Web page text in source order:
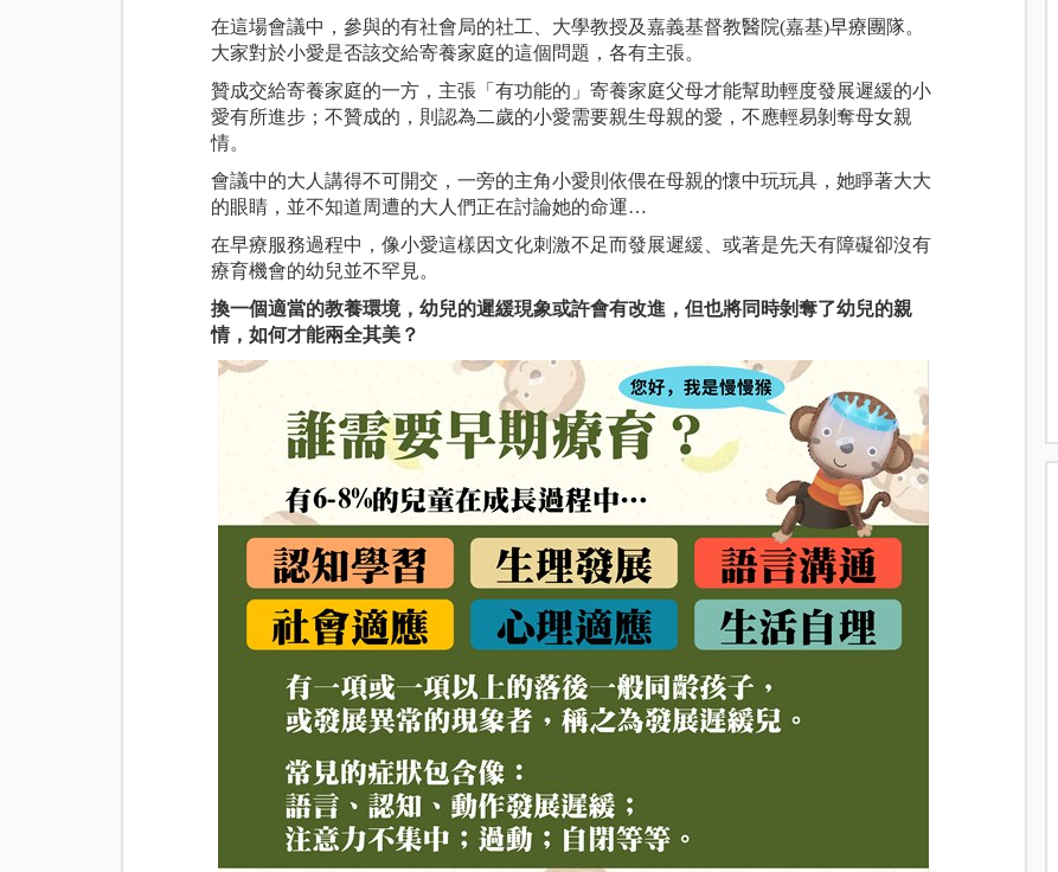
在這場會議中，參與的有社會局的社工、大學教授及嘉義基督教醫院(嘉基)早療團隊。
大家對於小愛是否該交給寄養家庭的這個問題，各有主張。
贊成交給寄養家庭的一方，主張「有功能的」寄養家庭父母才能幫助輕度發展遲緩的小
愛有所進步；不贊成的，則認為二歲的小愛需要親生母親的愛，不應輕易剝奪母女親
情。
會議中的大人講得不可開交，一旁的主角小愛則依偎在母親的懷中玩玩具，她睜著大大
的眼睛，並不知道周遭的大人們正在討論她的命運…
在早療服務過程中，像小愛這樣因文化刺激不足而發展遲緩、或著是先天有障礙卻沒有
療育機會的幼兒並不罕見。
換一個適當的教養環境，幼兒的遲緩現象或許會有改進，但也將同時剝奪了幼兒的親
情，如何才能兩全其美？